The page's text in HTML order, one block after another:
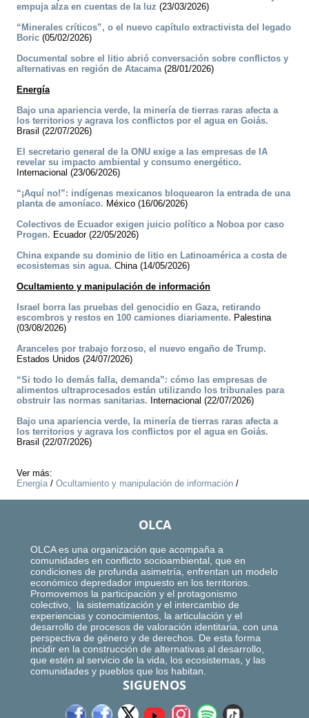
empuja alza en cuentas de la luz (23/03/2026)
“Minerales críticos”, o el nuevo capítulo extractivista del legado
Boric (05/02/2026)
Documental sobre el litio abrió conversación sobre conflictos y
alternativas en región de Atacama(28/01/2026)
Energía
Bajo una apariencia verde, la minería de tierras raras afecta a
los territorios y agrava los conflictos por el agua en Goiás.
Brasil (22/07/2026)
El secretario general de la ONU exige a las empresas de IA
revelar su impacto ambiental y consumo energético.
Internacional (23/06/2026)
“¡Aquí no!”: indígenas mexicanos bloquearon la entrada de una
planta de amoníaco. México (16/06/2026)
Colectivos de Ecuador exigen juicio político a Noboa por caso
Progen. Ecuador (22/05/2026)
China expande su dominio de litio en Latinoamérica a costa de
ecosistemas sin agua. China (14/05/2026)
Ocultamiento y manipulación de información
Israel borra las pruebas del genocidio en Gaza, retirando
escombros y restos en 100 camiones diariamente. Palestina
(03/08/2026)
Aranceles por trabajo forzoso, el nuevo engaño de Trump.
Estados Unidos (24/07/2026)
“Si todo lo demás falla, demanda”: cómo las empresas de
alimentos ultraprocesados están utilizando los tribunales para
obstruir las normas sanitarias. Internacional (22/07/2026)
Bajo una apariencia verde, la minería de tierras raras afecta a
los territorios y agrava los conflictos por el agua en Goiás.
Brasil (22/07/2026)
Ver más:
Energía/ Ocultamiento y manipulación de información /
OLCA
OLCA es una organización que acompaña a
comunidades en conflicto socioambiental, que en
condiciones de profunda asimetría, enfrentan un modelo
económico depredador impuesto en los territorios.
Promovemos la participación y el protagonismo
colectivo, la sistematización y el intercambio de
experiencias y conocimientos, la articulación y el
desarrollo de procesos de valoración identitaria, con una
perspectiva de género y de derechos. De esta forma
incidir en la construcción de alternativas al desarrollo,
que estén al servicio de la vida, los ecosistemas, y las
comunidades y pueblos que los habitan.
SIGUENOS